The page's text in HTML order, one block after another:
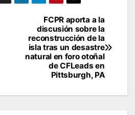
FCPR aporta a la
discusión sobre la
reconstrucción de la
isla tras un desastre
natural en foro otoñal
de CFLeads en
Pittsburgh, PA